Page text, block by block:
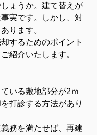
ょうか。建て替えが
実です。しかし、対
ります。
するためのポイント
紹介いたします。
いる敷地部分が2ｍ
打診する方法があり
務を満たせば、再建